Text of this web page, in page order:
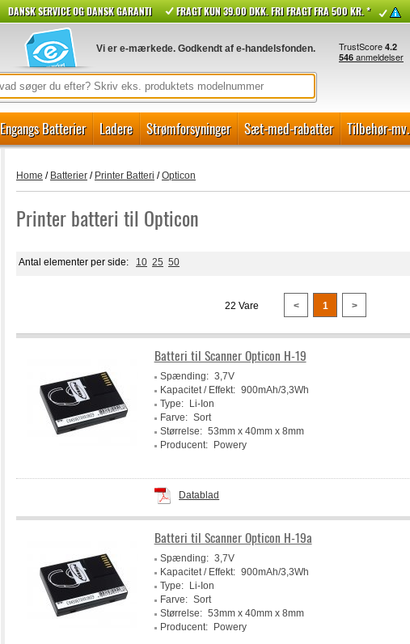
DANSK SERVICE OG DANSK GARANTI FRAGT KUN 39.00 DKK. FRI FRAGT FRA 500 KR. *
Vi er e-mærkede. Godkendt af e-handelsfonden.
Engangs Batterier Ladere Strømforsyninger Sæt-med-rabatter Tilbehør-mv.
Home / Batterier/ Printer Batteri /Opticon
Printer batteri til Opticon
Antal elementer per side: 10 25 50
22 Vare < 1 >
Batteri til Scanner Opticon H-19
Spænding: 3,7V
Kapacitet / Effekt: 900mAh/3,3Wh
Type:
Li-Ion
Farve: Sort
Størrelse: 53mm x 40mm x 8mm
Producent:
Powery
Datablad
Batteri til Scanner Opticon H-19a
Spænding: 3,7V
Kapacitet / Effekt: 900mAh/3,3Wh
Type:
Li-Ion
Farve: Sort
Størrelse: 53mm x 40mm x 8mm
Producent:
Powery